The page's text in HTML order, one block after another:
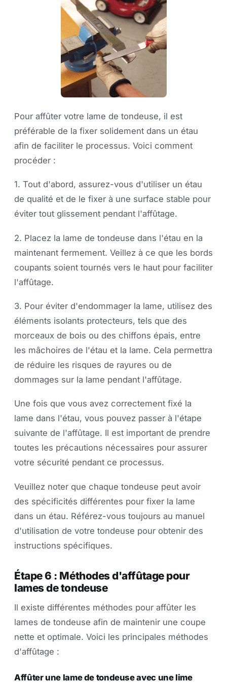
Pour affûter votre lame de tondeuse, il est
préférable de la fixer solidement dans un étau
afin de faciliter le processus. Voici comment
procéder :
1. Tout d'abord, assurez-vous d'utiliser un étau
de qualité et de le fixer à une surface stable pour
éviter tout glissement pendant l'affûtage.
2. Placez la lame de tondeuse dans l'étau en la
maintenant fermement. Veillez à ce que les bords
coupants soient tournés vers le haut pour faciliter
l'affûtage.
3. Pour éviter d'endommager la lame, utilisez des
éléments isolants protecteurs, tels que des
morceaux de bois ou des chiffons épais, entre
les mâchoires de l'étau et la lame. Cela permettra
de réduire les risques de rayures ou de
dommages sur la lame pendant l'affûtage.
Une fois que vous avez correctement fixé la
lame dans l'étau, vous pouvez passer à l'étape
suivante de l'affûtage. Il est important de prendre
toutes les précautions nécessaires pour assurer
votre sécurité pendant ce processus.
Veuillez noter que chaque tondeuse peut avoir
des spécificités différentes pour fixer la lame
dans un étau. Référez-vous toujours au manuel
d'utilisation de votre tondeuse pour obtenir des
instructions spécifiques.
Étape 6 : Méthodes d'affûtage pour
lames de tondeuse
Il existe différentes méthodes pour affûter les
lames de tondeuse afin de maintenir une coupe
nette et optimale. Voici les principales méthodes
d'affûtage :
Affûter une lame de tondeuse avec une lime